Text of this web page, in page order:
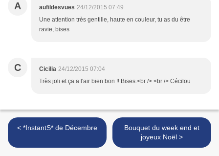
A aufildesvues 24/12/2015 07:49
Une attention très gentille, haute en couleur, tu as du être
ravie, bises
C Cicilia 24/12/2015 07:04
Très joli et ça a l'air bien bon !! Bises.<br /> <br /> Cécilou
< *InstantS* de Décembre
Bouquet du week end et
joyeux Noël >